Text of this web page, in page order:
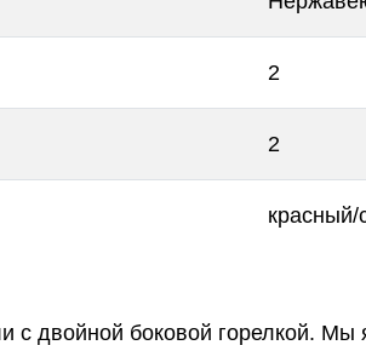
2
2
красный/
с двойной боковой горелкой.